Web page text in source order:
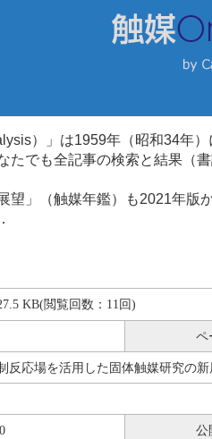
）」は1959年（昭和34年
たでも全記事の検索と結果（
望」（触媒年鑑）も2021年
KB(閲覧回数：11回)
ペ
反応場を活用した固体触媒研究の
公